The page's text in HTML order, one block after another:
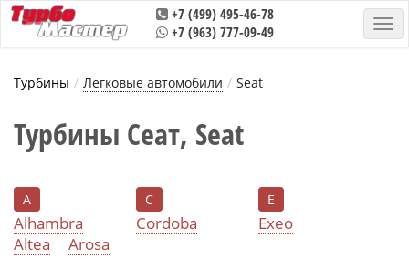
+7 (499) 495-46-78
+7 (963) 777-09-49
Турбины Легковые автомобили Seat
Турбины Сеат, Seat
A
Alhambra
Altea
Arosa
C
Cordoba
E
Exeo